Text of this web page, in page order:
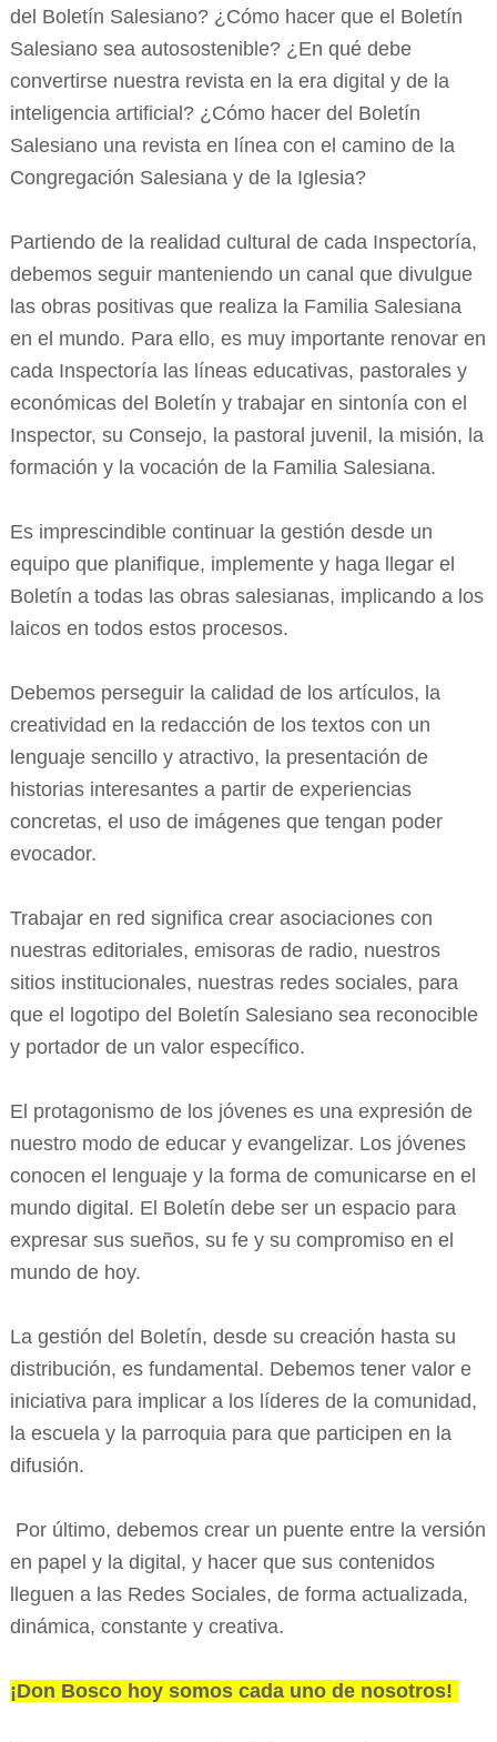
del Boletín Salesiano? ¿Cómo hacer que el Boletín
Salesiano sea autosostenible? ¿En qué debe
convertirse nuestra revista en la era digital y de la
inteligencia artificial? ¿Cómo hacer del Boletín
Salesiano una revista en línea con el camino de la
Congregación Salesiana y de la Iglesia?
Partiendo de la realidad cultural de cada Inspectoría,
debemos seguir manteniendo un canal que divulgue
las obras positivas que realiza la Familia Salesiana
en el mundo. Para ello, es muy importante renovar en
cada Inspectoría las líneas educativas, pastorales y
económicas del Boletín y trabajar en sintonía con el
Inspector, su Consejo, la pastoral juvenil, la misión, la
formación y la vocación de la Familia Salesiana.
Es imprescindible continuar la gestión desde un
equipo que planifique, implemente y haga llegar el
Boletín a todas las obras salesianas, implicando a los
laicos en todos estos procesos.
Debemos perseguir la calidad de los artículos, la
creatividad en la redacción de los textos con un
lenguaje sencillo y atractivo, la presentación de
historias interesantes a partir de experiencias
concretas, el uso de imágenes que tengan poder
evocador.
Trabajar en red significa crear asociaciones con
nuestras editoriales, emisoras de radio, nuestros
sitios institucionales, nuestras redes sociales, para
que el logotipo del Boletín Salesiano sea reconocible
y portador de un valor específico.
El protagonismo de los jóvenes es una expresión de
nuestro modo de educar y evangelizar. Los jóvenes
conocen el lenguaje y la forma de comunicarse en el
mundo digital. El Boletín debe ser un espacio para
expresar sus sueños, su fe y su compromiso en el
mundo de hoy.
La gestión del Boletín, desde su creación hasta su
distribución, es fundamental. Debemos tener valor e
iniciativa para implicar a los líderes de la comunidad,
la escuela y la parroquia para que participen en la
difusión.
Por último, debemos crear un puente entre la versión
en papel y la digital, y hacer que sus contenidos
lleguen a las Redes Sociales, de forma actualizada,
dinámica, constante y creativa.
¡Don Bosco hoy somos cada uno de nosotros!